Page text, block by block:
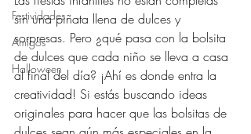
Festividades
Amigos
Halloween
sin una piñata llena de dulces y
sorpresas. Pero ¿qué pasa con la bolsita
de dulces que cada niño se lleva a casa
al final del día? ¡Ahí es donde entra la
creatividad! Si estás buscando ideas
originales para hacer que las bolsitas de